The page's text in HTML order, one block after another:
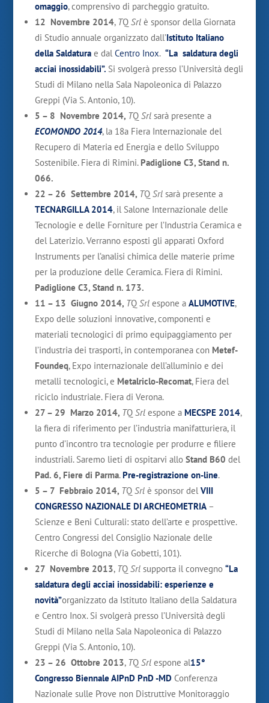
omaggio, comprensivo di parcheggio gratuito.
12 Novembre 2014, TQ Srl è sponsor della Giornata
di Studio annuale organizzato dall’Istituto Italiano
della Saldatura e dalCentro Inox. “La saldatura degli
acciai inossidabili”. Si svolgerà presso l’Università degli
Studi di Milano nella Sala Napoleonica di Palazzo
Greppi (Via S. Antonio, 10).
5 – 8 Novembre 2014, TQ Srlsarà presente a
ECOMONDO 2014, la 18a Fiera Internazionale del
Recupero di Materia ed Energia e dello Sviluppo
Sostenibile. Fiera di Rimini. Padiglione C3, Stand n.
066.
22 – 26 Settembre 2014, TQ Srlsarà presente a
TECNARGILLA 2014, il Salone Internazionale delle
Tecnologie e delle Forniture per l’Industria Ceramica e
del Laterizio. Verranno esposti gli apparati Oxford
Instruments per l’analisi chimica delle materie prime
per la produzione delle Ceramica. Fiera di Rimini.
Padiglione C3, Stand n. 173.
11 – 13 Giugno 2014, TQ Srlespone a ALUMOTIVE,
Expo delle soluzioni innovative, componenti e
materiali tecnologici di primo equipaggiamento per
l’industria dei trasporti, in contemporanea con Metef-
Foundeq, Expo internazionale dell’alluminio e dei
metalli tecnologici, e Metalriclo-Recomat, Fiera del
riciclo industriale. Fiera di Verona.
27 – 29 Marzo 2014, TQ Srlespone a MECSPE 2014,
la fiera di riferimento per l’industria manifatturiera, il
punto d’incontro tra tecnologie per produrre e filiere
industriali. Saremo lieti di ospitarvi allo Stand B60 del
Pad. 6, Fiere di Parma. Pre-registrazione on-line.
5 – 7 Febbraio 2014, TQ Srl è sponsor del VIII
CONGRESSO NAZIONALE DI ARCHEOMETRIA –
Scienze e Beni Culturali: stato dell’arte e prospettive.
Centro Congressi del Consiglio Nazionale delle
Ricerche di Bologna (Via Gobetti, 101).
27 Novembre 2013, TQ Srl supporta il convegno “La
saldatura degli acciai inossidabili: esperienze e
novità”organizzato da Istituto Italiano della Saldatura
e Centro Inox. Si svolgerà presso l’Università degli
Studi di Milano nella Sala Napoleonica di Palazzo
Greppi (Via S. Antonio, 10).
23 – 26 Ottobre 2013, TQ Srlespone al15°
Congresso Biennale AIPnD PnD -MDConferenza
Nazionale sulle Prove non Distruttive Monitoraggio